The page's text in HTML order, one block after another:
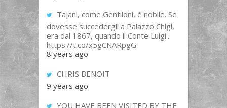
Tajani, come Gentiloni, è nobile. Se
dovesse succedergli a Palazzo Chigi,
era dal 1867, quando il Conte Luigi...
https://t.co/x5gCNARpgG
8 years ago
CHRIS BENOIT
9 years ago
YOU HAVE BEEN VISITED BY THE